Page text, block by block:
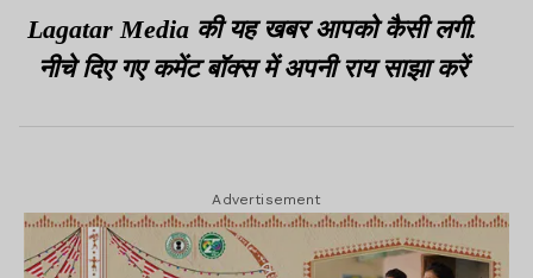
Lagatar Media की यह खबर आपको कैसी लगी.
नीचे दिए गए कमेंट बॉक्स में अपनी राय साझा करें
Advertisement